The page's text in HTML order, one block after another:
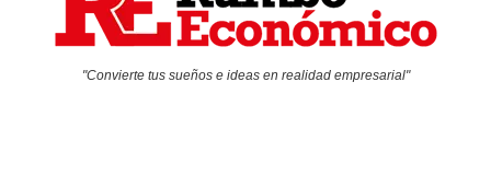
"Convierte tus sueños e ideas en realidad empresarial"